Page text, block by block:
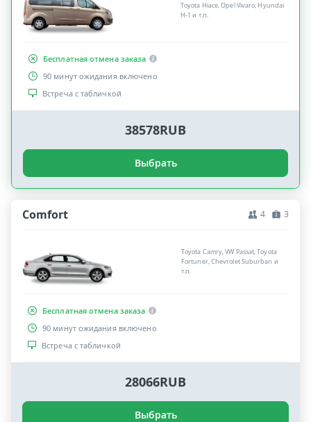
Toyota Hiace, Opel Vivaro, Hyundai
H-1 и т.п.
Бесплатная отмена заказа
90 минут ожидания включено
Встреча с табличкой
38578RUB
Выбрать
Comfort 4 3
Toyota Camry, VW Passat, Toyota
Fortuner, Chevrolet Suburban и
т.п.
Бесплатная отмена заказа
90 минут ожидания включено
Встреча с табличкой
28066RUB
Выбрать